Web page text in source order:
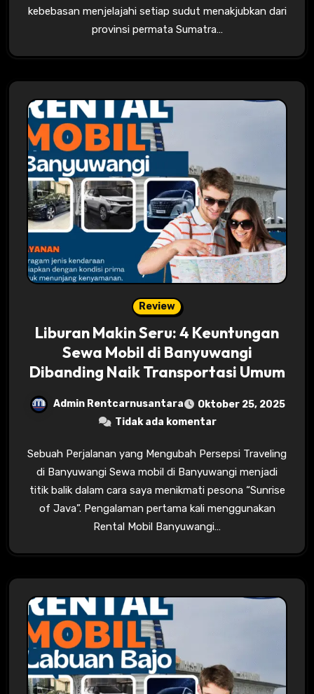
kebebasan menjelajahi setiap sudut menakjubkan dari
provinsi permata Sumatra…
Review
Liburan Makin Seru: 4 Keuntungan
Sewa Mobil di Banyuwangi
Dibanding Naik Transportasi Umum
Admin Rentcarnusantara
Oktober 25, 2025
Tidak ada komentar
Sebuah Perjalanan yang Mengubah Persepsi Traveling
di Banyuwangi Sewa mobil di Banyuwangi menjadi
titik balik dalam cara saya menikmati pesona “Sunrise
of Java”. Pengalaman pertama kali menggunakan
Rental Mobil Banyuwangi…